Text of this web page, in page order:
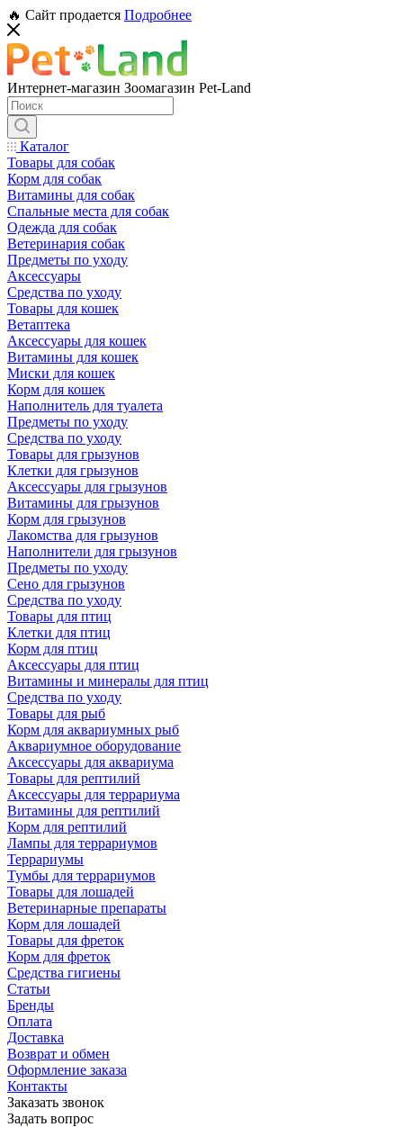
🔥 Сайт продается Подробнее
Интернет-магазин Зоомагазин Pet-Land
Каталог
Товары для собак
Корм для собак
Витамины для собак
Спальные места для собак
Одежда для собак
Ветеринария собак
Предметы по уходу
Аксессуары
Средства по уходу
Товары для кошек
Ветаптека
Аксессуары для кошек
Витамины для кошек
Миски для кошек
Корм для кошек
Наполнитель для туалета
Предметы по уходу
Средства по уходу
Товары для грызунов
Клетки для грызунов
Аксессуары для грызунов
Витамины для грызунов
Корм для грызунов
Лакомства для грызунов
Наполнители для грызунов
Предметы по уходу
Сено для грызунов
Средства по уходу
Товары для птиц
Клетки для птиц
Корм для птиц
Аксессуары для птиц
Витамины и минералы для птиц
Средства по уходу
Товары для рыб
Корм для аквариумных рыб
Аквариумное оборудование
Аксессуары для аквариума
Товары для рептилий
Аксессуары для террариума
Витамины для рептилий
Корм для рептилий
Лампы для террариумов
Террариумы
Тумбы для террариумов
Товары для лошадей
Ветеринарные препараты
Корм для лошадей
Товары для фреток
Корм для фреток
Средства гигиены
Статьи
Бренды
Оплата
Доставка
Возврат и обмен
Оформление заказа
Контакты
Заказать звонок
Задать вопрос